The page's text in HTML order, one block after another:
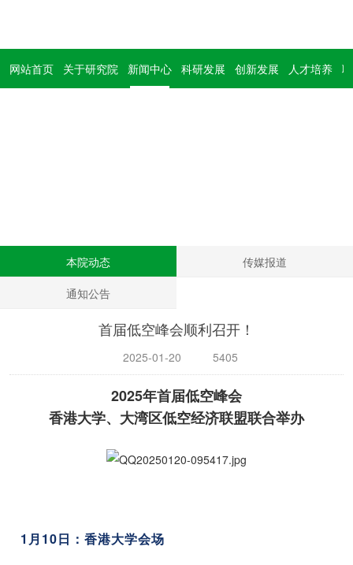
网站首页 关于研究院 新闻中心 科研发展 创新发展 人才培养
本院动态
传媒报道
通知公告
首届低空峰会顺利召开！
2025-01-20 5405
2025年首届低空峰会
香港大学、大湾区低空经济联盟联合举办
1月10日：香港大学会场